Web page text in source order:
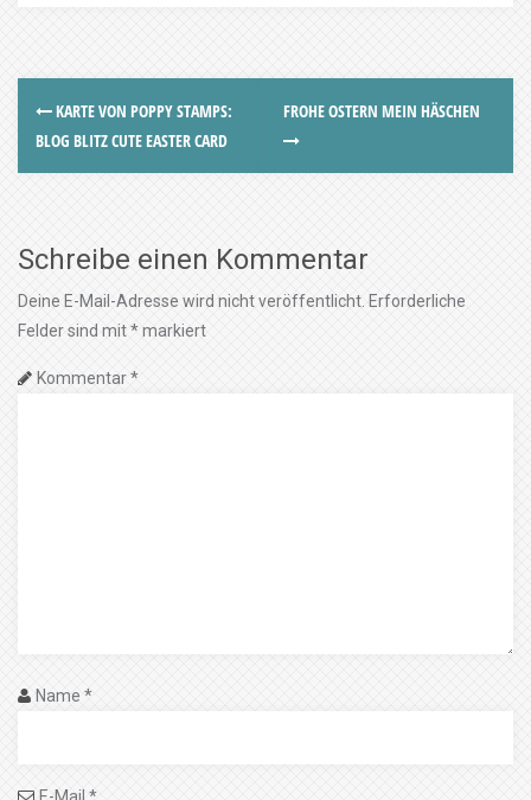
KARTE VON POPPY STAMPS:
BLOG BLITZ CUTE EASTER CARD
FROHE OSTERN MEIN HÄSCHEN
Schreibe einen Kommentar
Deine E-Mail-Adresse wird nicht veröffentlicht. Erforderliche
Felder sind mit*markiert
Kommentar*
Name *
E-Mail *